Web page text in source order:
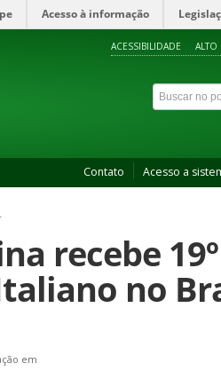
Acesso à informação
ACESSIBILIDADE ALTO
Contato Acesso a
recebe 19º
no
em